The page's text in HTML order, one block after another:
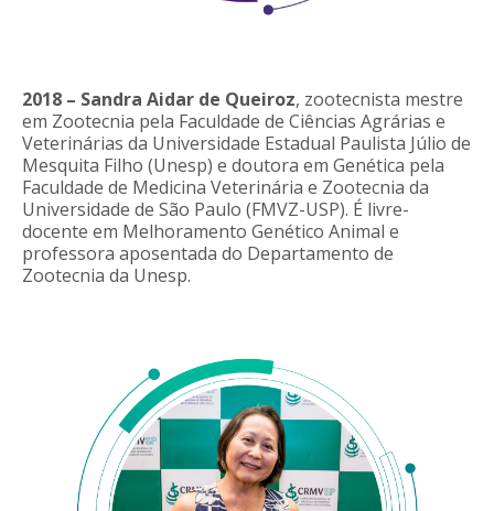
2018 – Sandra Aidar de Queiroz, zootecnista mestre
em Zootecnia pela Faculdade de Ciências Agrárias e
Veterinárias da Universidade Estadual Paulista Júlio de
Mesquita Filho (Unesp) e doutora em Genética pela
Faculdade de Medicina Veterinária e Zootecnia da
Universidade de São Paulo (FMVZ-USP). É livre-
docente em Melhoramento Genético Animal e
professora aposentada do Departamento de
Zootecnia da Unesp.